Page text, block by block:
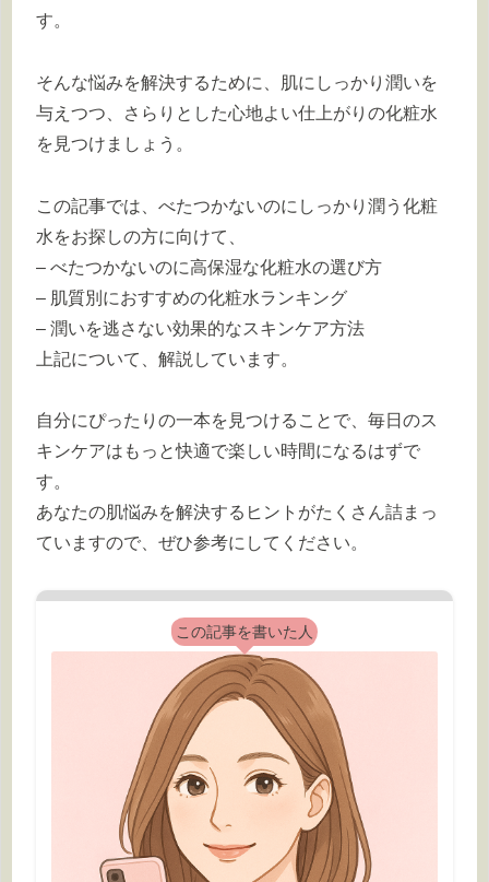
す。
そんな悩みを解決するために、肌にしっかり潤いを
与えつつ、さらりとした心地よい仕上がりの化粧水
を見つけましょう。
この記事では、べたつかないのにしっかり潤う化粧
水をお探しの方に向けて、
– べたつかないのに高保湿な化粧水の選び方
– 肌質別におすすめの化粧水ランキング
– 潤いを逃さない効果的なスキンケア方法
上記について、解説しています。
自分にぴったりの一本を見つけることで、毎日のス
キンケアはもっと快適で楽しい時間になるはずで
す。
あなたの肌悩みを解決するヒントがたくさん詰まっ
ていますので、ぜひ参考にしてください。
この記事を書いた人